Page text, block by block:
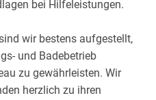
bei Hilfeleistungen.
wir bestens aufgestellt,
und Badebetrieb
zu gewährleisten. Wir
herzlich zu ihren